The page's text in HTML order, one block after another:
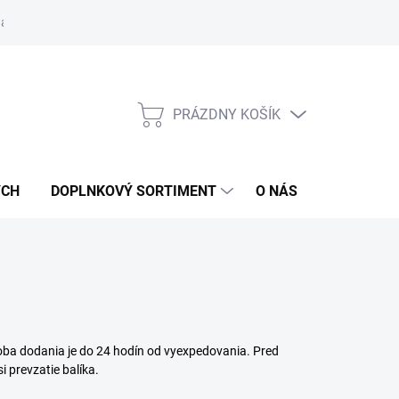
NÁKUPNÝ
PRÁZDNY KOŠÍK
DOPLNKOVÝ SORTIMENT O NÁS
dodania je do 24 hodín od vyexpedovania. Pred
prevzatie balíka.